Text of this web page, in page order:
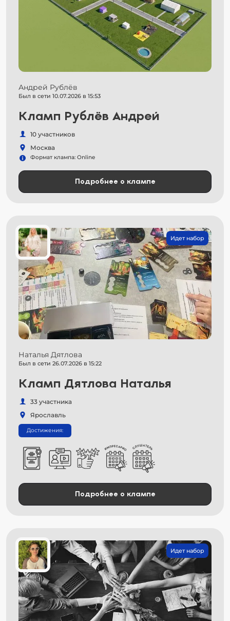
Андрей Рублёв
Был в сети 10.07.2026 в 15:53
Кламп Рублёв Андрей
10 участников
Москва
Формат клампа: Online
Подробнее о клампе
Идет набор
Наталья Дятлова
Был в сети 26.07.2026 в 15:22
Кламп Дятлова Наталья
33 участника
Ярославль
Достижения:
Подробнее о клампе
Идет набор